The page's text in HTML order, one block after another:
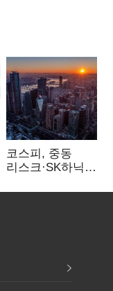
코스피, 중동
리스크·SK하닉
뒷걸음